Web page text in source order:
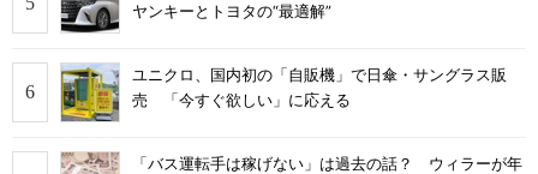
ヤンキーとトヨタの“最適解”
ユニクロ、国内初の「自販機」で日傘・サングラス販
売 「今すぐ欲しい」に応える
「バス運転手は稼げない」は過去の話？ ウィラーが年